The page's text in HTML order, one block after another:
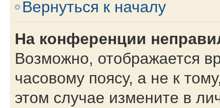
Вернуться к началу
На конференции
Возможно, отображается
часовому поясу, а не к
этом случае измените в